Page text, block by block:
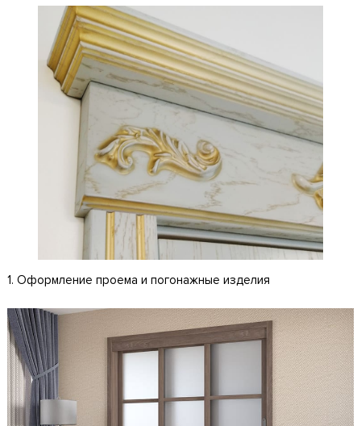
1. Оформление проема и погонажные изделия